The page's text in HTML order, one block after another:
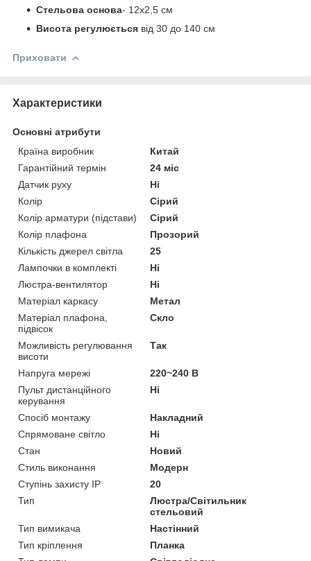
Стельова основа- 12х2,5 см
Висота регулюється від 30 до 140 см
Приховати
Характеристики
Основні атрибути
Країна виробник
Китай
Гарантійний термін
24 міс
Датчик руху
Ні
Колір
Сірий
Колір арматури (підстави)
Сірий
Колір плафона
Прозорий
Кількість джерел світла
25
Лампочки в комплекті
Ні
Люстра-вентилятор
Ні
Матеріал каркасу
Метал
Матеріал плафона,
підвісок
Скло
Можливість регулювання
висоти
Так
Напруга мережі
220~240 В
Пульт дистанційного
керування
Ні
Спосіб монтажу
Накладний
Спрямоване світло
Ні
Стан
Новий
Стиль виконання
Модерн
Ступінь захисту IP
20
Тип
Люстра/Світильник
стельовий
Тип вимикача
Настінний
Тип кріплення
Планка